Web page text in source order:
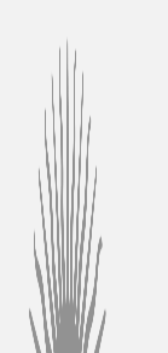
contenido